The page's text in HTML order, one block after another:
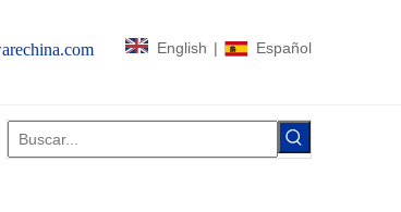
English | Español